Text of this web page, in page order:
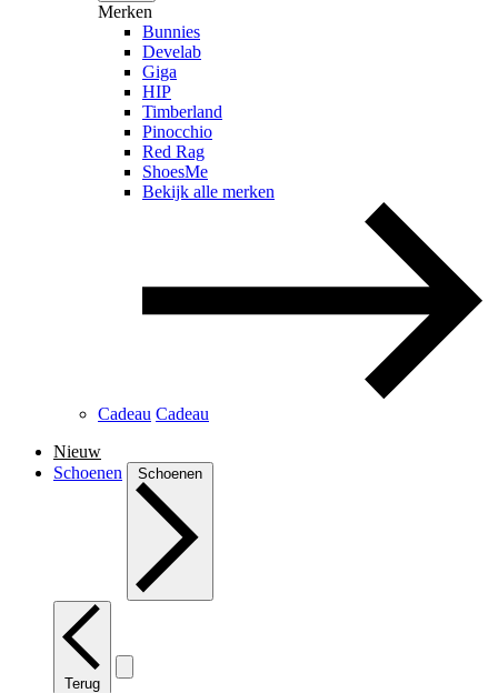
Merken
Bunnies
Develab
Giga
HIP
Timberland
Pinocchio
Red Rag
ShoesMe
Bekijk alle merken
Cadeau Cadeau
Nieuw
Schoenen
Schoenen
Terug